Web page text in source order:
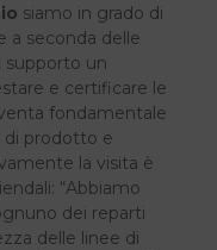
siamo in grado di
a seconda delle
supporto un
e certificare le
fondamentale
di prodotto e
la visita è
“Abbiamo
dei reparti
delle linee di